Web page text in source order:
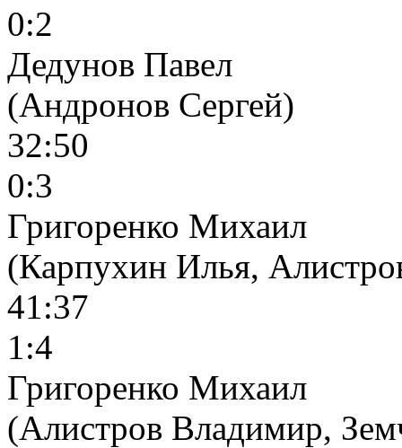
0:2
Дедунов Павел
(Андронов Сергей)
32:50
0:3
Григоренко Михаил
(Карпухин Илья,
41:37
1:4
Григоренко Михаил
(Алистров Владимир,